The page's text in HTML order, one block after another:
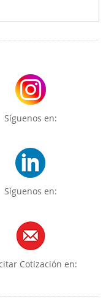
Síguenos en:
Síguenos en:
Cotización en: